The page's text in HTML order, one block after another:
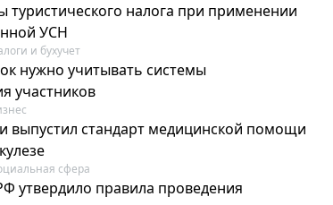
туристического налога при применении
УСН
и бухучет
нужно учитывать системы
участников
выпустил стандарт медицинской помощи
сфера
утвердило правила проведения